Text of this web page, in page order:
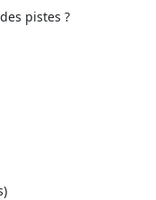
pistes ?